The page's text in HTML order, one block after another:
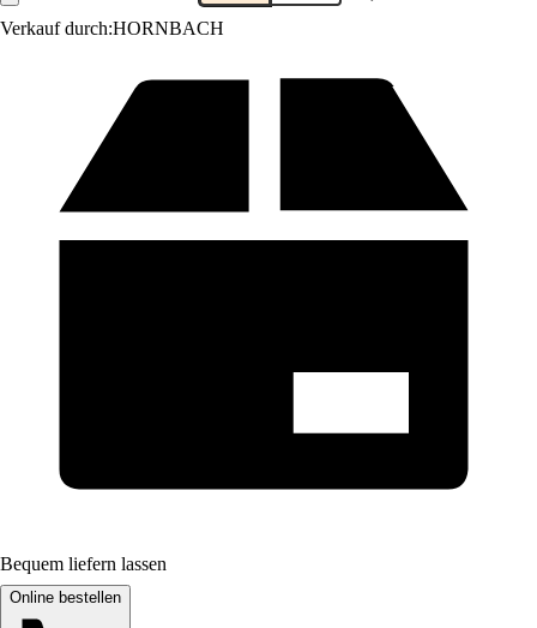
Verkauf durch:HORNBACH
Bequem liefern lassen
Online bestellen